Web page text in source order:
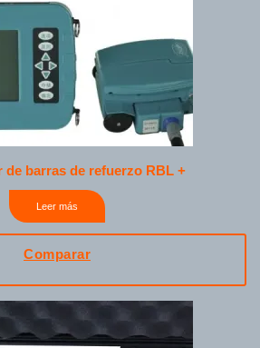
de barras de refuerzo RBL +
Leer más
Comparar